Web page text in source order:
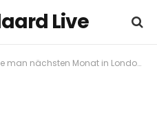
Live
– von West End-Shows über Lavendelfarmen, Burger-Festivals, Unterwassermonster und mehr